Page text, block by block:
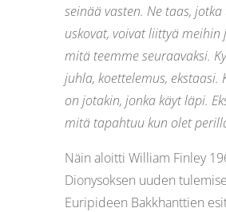
seinää vasten. Ne taas,
uskovat, voivat liittyä meihin
mitä teemme seuraavaksi.
juhla, koettelemus, ekstaasi.
on jotakin, jonka käyt läpi.
mitä tapahtuu kun olet
Näin aloitti William Finley
Dionysoksen uuden
Euripideen Bakkhanttien